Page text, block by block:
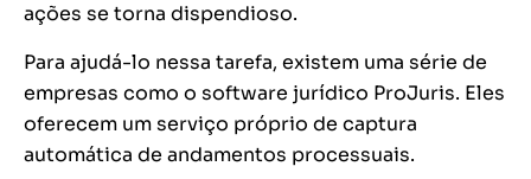
ações se torna dispendioso.
Para ajudá-lo nessa tarefa, existem uma série de
empresas como o software jurídico ProJuris. Eles
oferecem um serviço próprio de captura
automática de andamentos processuais.